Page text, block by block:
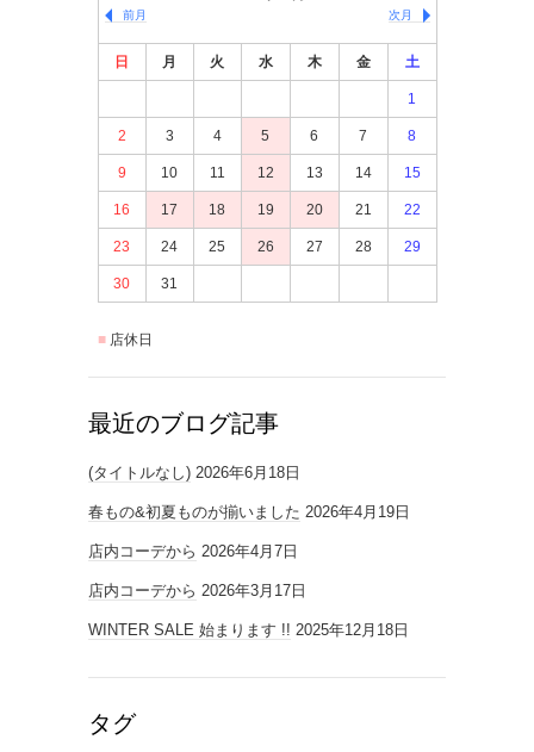
前月 次月
日 月 火 水 木 金 土
1
2 3 4 5 6 7 8
9 10 11 12 13 14 15
16 17 18 19 20 21 22
23 24 25 26 27 28 29
30 31
店休日
最近のブログ記事
(タイトルなし) 2026年6月18日
春もの&初夏ものが揃いました 2026年4月19日
店内コーデから 2026年4月7日
店内コーデから 2026年3月17日
WINTER SALE 始まります !! 2025年12月18日
タグ